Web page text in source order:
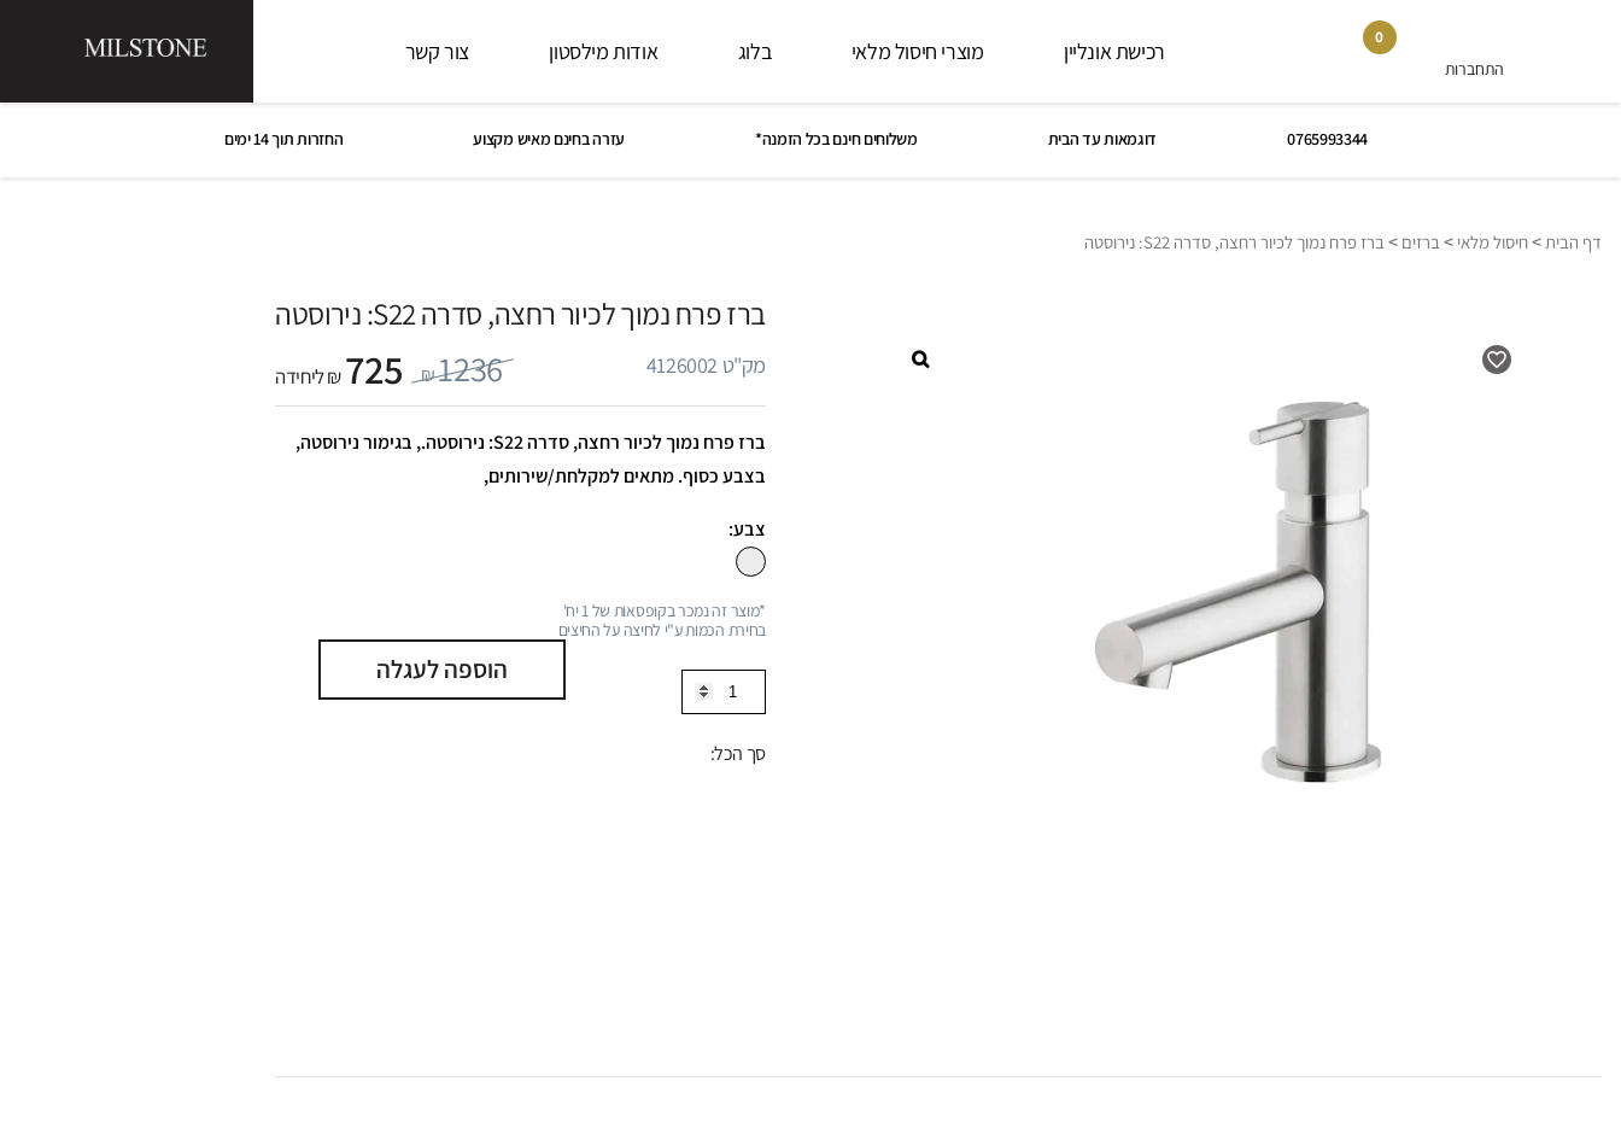
התחברות
0
רכישת אונליין מוצרי חיסול מלאי בלוג אודות מילסטון צור קשר
0765993344 דוגמאות עד הבית משלוחים חינם בכל הזמנה* עזרה בחינם מאיש מקצוע החזרות תוך 14 ימים
דף הבית>חיסול מלאי > ברזים > ברז פרח נמוך לכיור רחצה, סדרה S22: נירוסטה
ברז פרח נמוך לכיור רחצה, סדרה S22: נירוסטה
מק"ט 4126002 725₪ ליחידה 1236
₪
ברז פרח נמוך לכיור רחצה, סדרה S22: נירוסטה., בגימור נירוסטה,
בצבע כסוף. מתאים למקלחת/שירותים,
צבע:
*מוצר זה נמכר בקופסאות של 1 יח'
בחירת הכמות ע"י לחיצה על החיצים
כמות
פרח
סך הכל:
הוספה לעגלה